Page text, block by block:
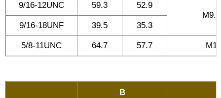
9/16-12UNC 59.3
52.9
9/16-18UNF
39.5 35.3
5/8-11UNC 64.7 57.7
B